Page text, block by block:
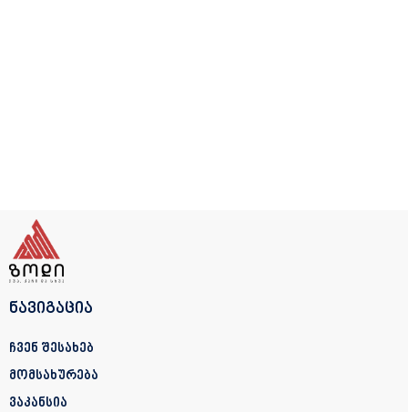
ნავიგაცია
ჩვენ შესახებ
მომსახურება
ვაკანსია